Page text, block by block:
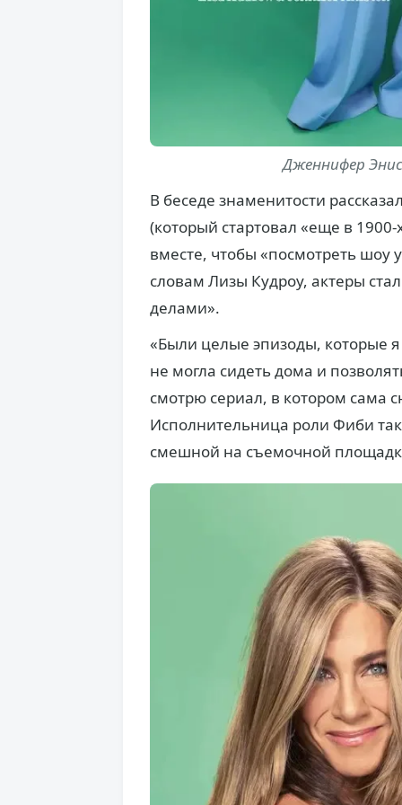
Дженнифер
В беседе знаменитости
(который стартовал «еще в
вместе, чтобы «посмотреть шоу
словам Лизы Кудроу, актеры
делами».
«Были целые эпизоды, которые
не могла сидеть дома и
смотрю сериал, в котором сама
Исполнительница роли Фиби
смешной на съемочной